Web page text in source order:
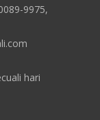
9975,
hari